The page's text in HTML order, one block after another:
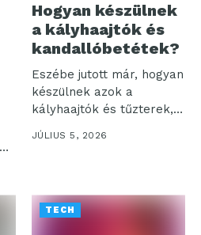
Hogyan készülnek
a kályhaajtók és
kandallóbetétek?
Eszébe jutott már, hogyan
készülnek azok a
kályhaajtók és tűzterek,
amelyek otthonaink...
JÚLIUS 5, 2026
TECH